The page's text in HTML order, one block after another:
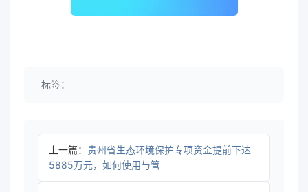
标签：
上一篇： 贵州省生态环境保护专项资金提前下达
5885万元，如何使用与管